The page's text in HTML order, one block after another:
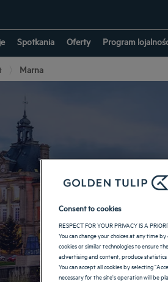
Spotkania Oferty Program
Marna
Consent to cookies
RESPECT FOR YOUR PRIVACY IS A
You can change your choices at any time
cookies or similar technologies to ensure
advertising and content, produce
You can accept all cookies by selecting
necessary for the site's operation will be